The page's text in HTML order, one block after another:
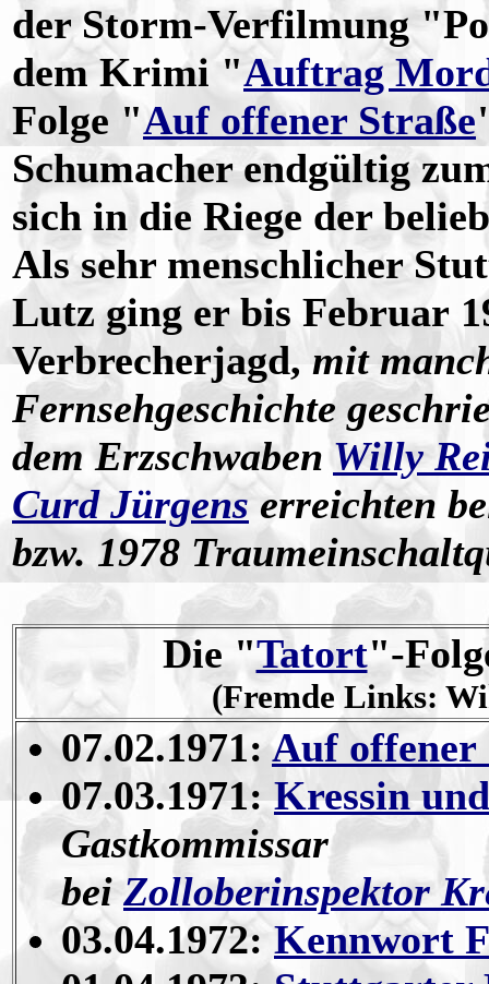
der Storm-Verfilmung
dem Krimi "Auftrag
Folge "Auf offener Straße
Schumacher endgültig
sich in die Riege der
Als sehr menschlicher
Lutz ging er bis Februar
Verbrecherjagd, mit
Fernsehgeschichte
dem ErzschwabenWilly
Curd Jürgens erreichten
bzw. 1978
Die "Tatort"-
(Fremde Links:
07.02.1971:Auf offener
07.03.1971:Kressin
Gastkommissar
beiZolloberinspektor
03.04.1972: Kennwort